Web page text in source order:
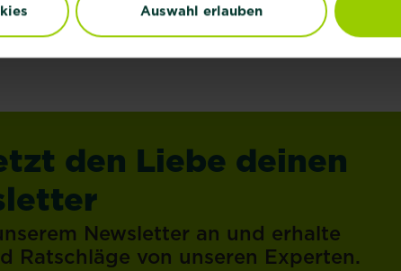
Auswahl erlauben
den Liebe deinen
Newsletter an und erhalte
Ratschläge von unseren Experten.